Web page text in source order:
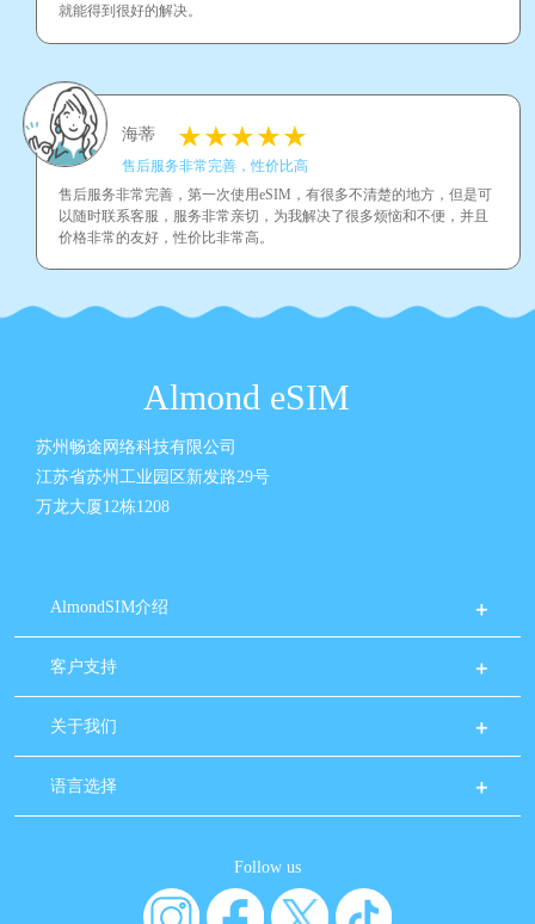
就能得到很好的解决。
海蒂
售后服务非常完善，性价比高
售后服务非常完善，第一次使用eSIM，有很多不清楚的地方，但是可
以随时联系客服，服务非常亲切，为我解决了很多烦恼和不便，并且
价格非常的友好，性价比非常高。
Almond eSIM
苏州畅途网络科技有限公司
江苏省苏州工业园区新发路29号
万龙大厦12栋1208
AlmondSIM介绍
客户支持
关于我们
语言选择
Follow us